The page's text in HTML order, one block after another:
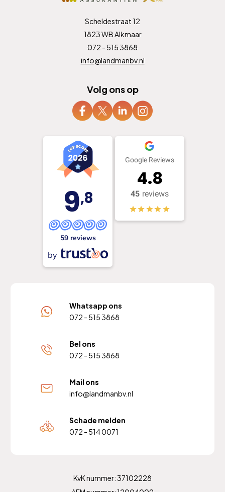
Scheldestraat 12
1823 WB Alkmaar
072 - 515 3868
info@landmanbv.nl
Volg ons op
9,8
59 reviews
by
Google Reviews
4.8
45 reviews
Whatsapp ons
072 - 515 3868
Bel ons
072 - 515 3868
Mail ons
info@landmanbv.nl
Schade melden
072 - 514 0071
KvK nummer: 37102228